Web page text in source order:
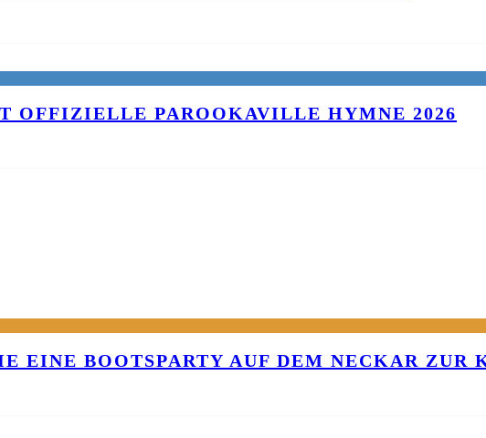
OFFIZIELLE PAROOKAVILLE HYMNE 2026
EINE BOOTSPARTY AUF DEM NECKAR ZUR